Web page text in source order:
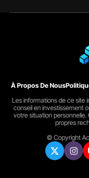
À Propos De Nous
Les informations de ce site
conseil en investissement
votre situation
propres
© Copyright